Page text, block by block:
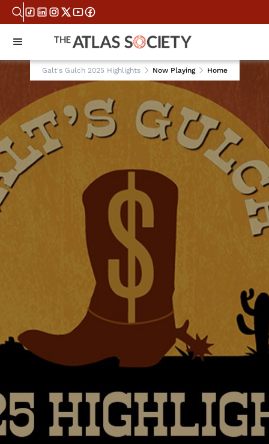
Home
Now Playing
Galt's Gulch 2025 Highlights